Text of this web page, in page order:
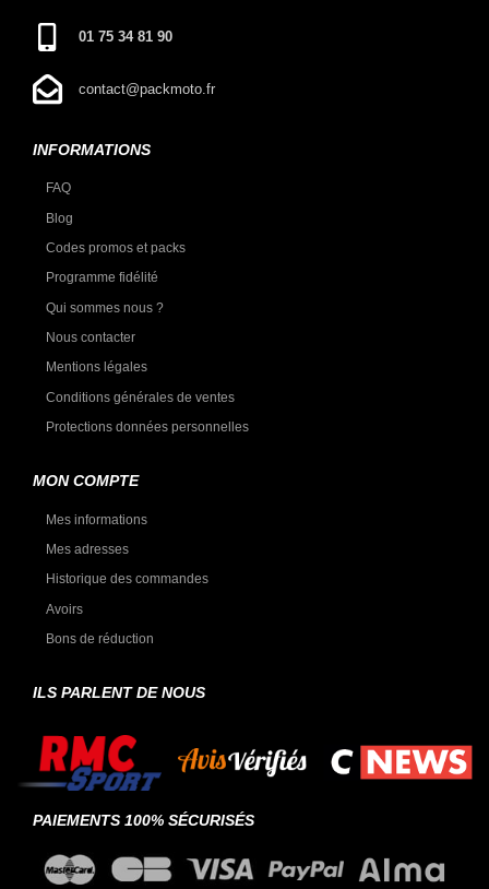
01 75 34 81 90
contact@packmoto.fr
INFORMATIONS
FAQ
Blog
Codes promos et packs
Programme fidélité
Qui sommes nous ?
Nous contacter
Mentions légales
Conditions générales de ventes
Protections données personnelles
MON COMPTE
Mes informations
Mes adresses
Historique des commandes
Avoirs
Bons de réduction
ILS PARLENT DE NOUS
PAIEMENTS 100% SÉCURISÉS